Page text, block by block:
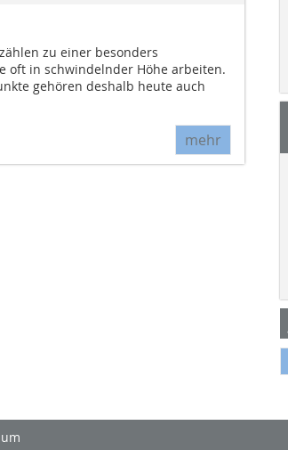
zu einer besonders
oft in schwindelnder Höhe arbeiten.
gehören deshalb heute auch
mehr